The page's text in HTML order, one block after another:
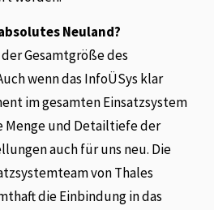
Neuland?
Gesamtgröße des
wenn das InfoÜSys klar
im gesamten Einsatzsystem
Menge und Detailtiefe der
auch für uns neu. Die
von Thales
die Einbindung in das